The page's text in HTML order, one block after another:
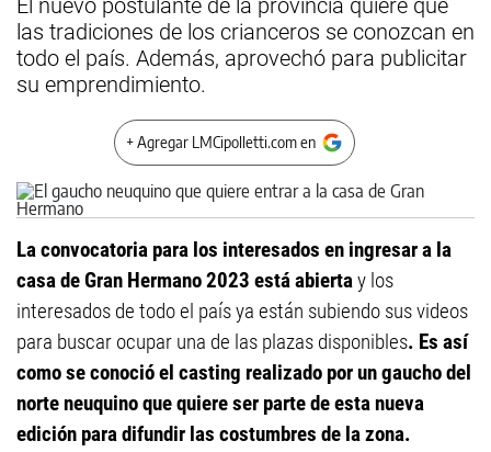
El nuevo postulante de la provincia quiere que
las tradiciones de los crianceros se conozcan en
todo el país. Además, aprovechó para publicitar
su emprendimiento.
+ Agregar LMCipolletti.com en
La convocatoria para los interesados en ingresar a la
casa de Gran Hermano 2023 está abiertay los
interesados de todo el país ya están subiendo sus videos
para buscar ocupar una de las plazas disponibles. Es así
como se conoció el casting realizado por un gaucho del
norte neuquino que quiere ser parte de esta nueva
edición para difundir las costumbres de la zona.